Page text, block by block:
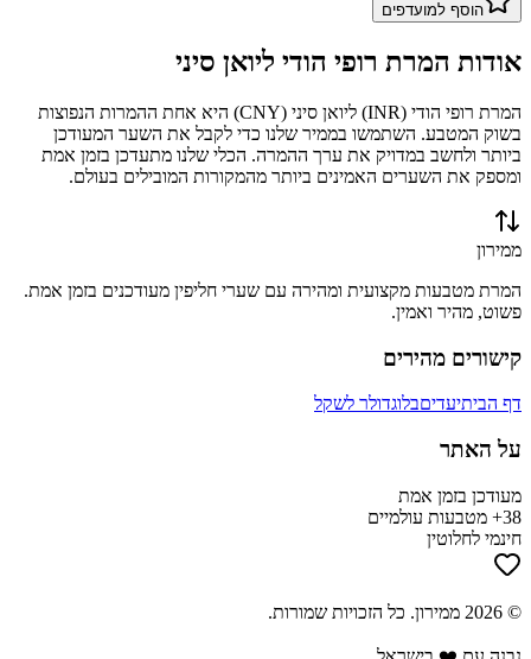
הוסף למועדפים
אודות המרת רופי הודי ליואן סיני
המרת רופי הודי (
INR) ליואן סיני (
CNY) היא אחת ההמרות הנפוצות
בשוק המטבע. השתמשו בממיר שלנו כדי לקבל את השער המעודכן
ביותר ולחשב במדויק את ערך ההמרה. הכלי שלנו מתעדכן בזמן אמת
ומספק את השערים האמינים ביותר מהמקורות המובילים בעולם.
ממירון
המרת מטבעות מקצועית ומהירה עם שערי חליפין מעודכנים בזמן אמת.
פשוט, מהיר ואמין.
קישורים מהירים
דף הביתיעדיםבלוגדולר לשקל
על האתר
מעודכן בזמן אמת
38+ מטבעות עולמיים
חינמי לחלוטין
©
2026 ממירון. כל הזכויות שמורות.